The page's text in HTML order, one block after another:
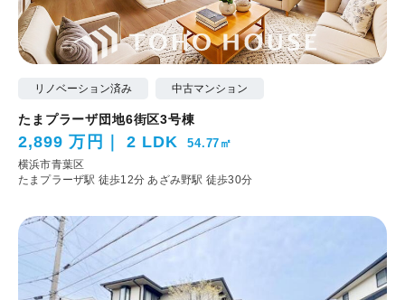
リノベーション済み 中古マンション
たまプラーザ団地6街区3号棟
2,899 万円 2 LDK 54.77㎡
横浜市青葉区
たまプラーザ駅 徒歩12分あざみ野駅 徒歩30分